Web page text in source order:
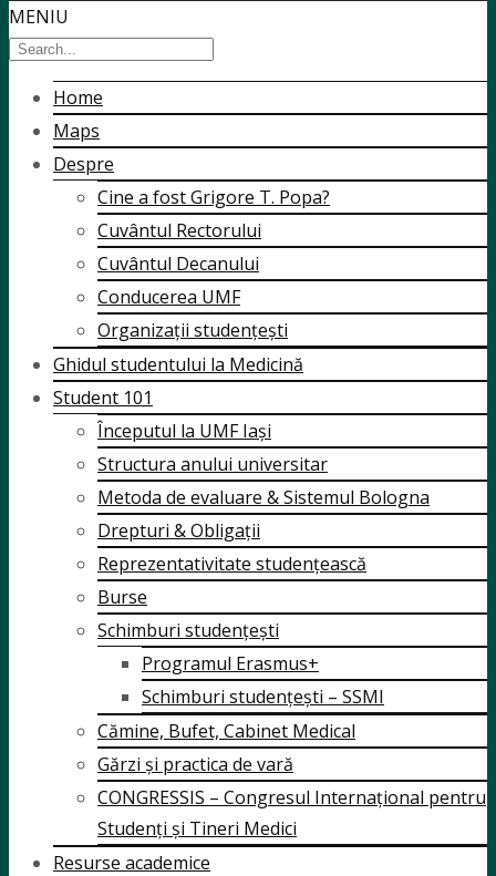
MENIU
Home
Maps
Despre
Cine a fost Grigore T. Popa?
Cuvântul Rectorului
Cuvântul Decanului
Conducerea UMF
Organizații studențești
Ghidul studentului la Medicină
Student 101
Începutul la UMF Iași
Structura anului universitar
Metoda de evaluare & Sistemul Bologna
Drepturi & Obligații
Reprezentativitate studențească
Burse
Schimburi studențești
Programul Erasmus+
Schimburi studențești – SSMI
Cămine, Bufet, Cabinet Medical
Gărzi și practica de vară
CONGRESSIS – Congresul Internațional pentru
Studenți și Tineri Medici
Resurse academice